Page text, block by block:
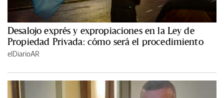
Desalojo exprés y expropiaciones en la Ley de
Propiedad Privada: cómo será el procedimiento
elDiarioAR